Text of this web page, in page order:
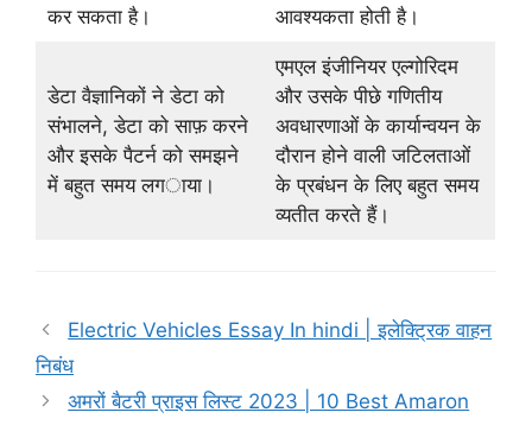
कर सकता है।
आवश्यकता होती है।
डेटा वैज्ञानिकों ने डेटा को
संभालने, डेटा को साफ़ करने
और इसके पैटर्न को समझने
में बहुत समय लगाया।
एमएल इंजीनियर एल्गोरिदम
और उसके पीछे गणितीय
अवधारणाओं के कार्यान्वयन के
दौरान होने वाली जटिलताओं
के प्रबंधन के लिए बहुत समय
व्यतीत करते हैं।
Electric Vehicles Essay In hindi | इलेक्ट्रिक वाहन
निबंध
अमरों बैटरी प्राइस लिस्ट 2023 | 10 Best Amaron